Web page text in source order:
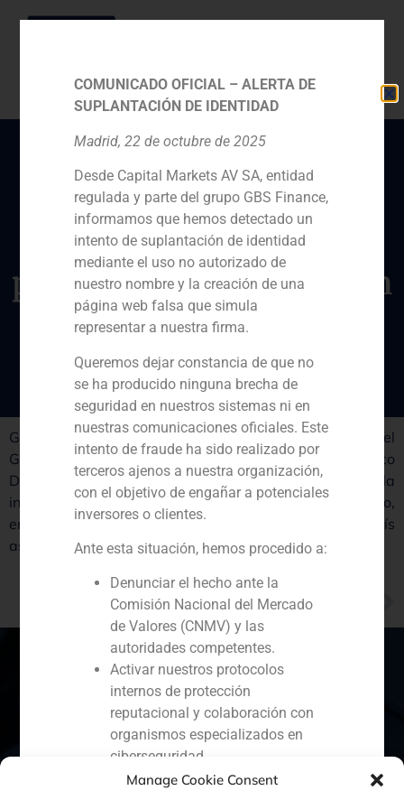
Manage Cookie Consent
Daniel Galván, director
de GBS Finance, analiza
para Cinco Días la
presencia de la inversión
china en el sector
turístico español
GBS Finance, en la figura de uno sus directores, Daniel
Galván, ha sido consultada por el diario económico Cinco
Días en relación a la cada vez mayor presencia de la
inversión china en el sector turístico español debido,
entre otras razones, a la creciente demanda en el país
asiático.
Portugal Colombia
Ecuador Perú
COMUNICADO OFICIAL – ALERTA DE
SUPLANTACIÓN DE IDENTIDAD
Madrid, 22 de octubre de 2025
Desde Capital Markets AV SA, entidad
regulada y parte del grupo GBS Finance,
informamos que hemos detectado un
intento de suplantación de identidad
mediante el uso no autorizado de
nuestro nombre y la creación de una
página web falsa que simula
representar a nuestra firma.
Queremos dejar constancia de que no
se ha producido ninguna brecha de
seguridad en nuestros sistemas ni en
nuestras comunicaciones oficiales. Este
intento de fraude ha sido realizado por
terceros ajenos a nuestra organización,
con el objetivo de engañar a potenciales
inversores o clientes.
Ante esta situación, hemos procedido a:
Denunciar el hecho ante la
Comisión Nacional del Mercado
de Valores (CNMV) y las
autoridades competentes.
Activar nuestros protocolos
internos de protección
reputacional y colaboración con
organismos especializados en
ciberseguridad.
Recomendamos a todos nuestros